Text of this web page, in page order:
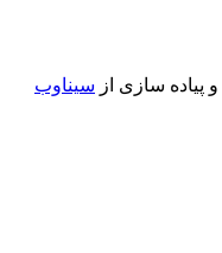
پیاده سازی از سیناوب